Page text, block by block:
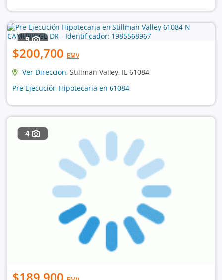
9
$200,700 EMV
Ver Dirección, Stillman Valley, IL 61084
Pre Ejecución Hipotecaria en 61084
4
$189,900